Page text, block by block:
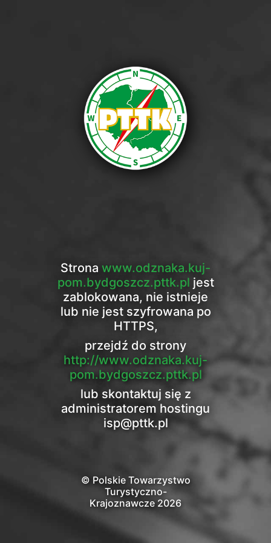
Strona www.odznaka.kuj-
pom.bydgoszcz.pttk.pl jest
zablokowana, nie istnieje
lub nie jest szyfrowana po
HTTPS,
przejdź do strony
http://www.odznaka.kuj-
pom.bydgoszcz.pttk.pl
lub skontaktuj się z
administratorem hostingu
isp@pttk.pl
© Polskie Towarzystwo
Turystyczno-
Krajoznawcze 2026